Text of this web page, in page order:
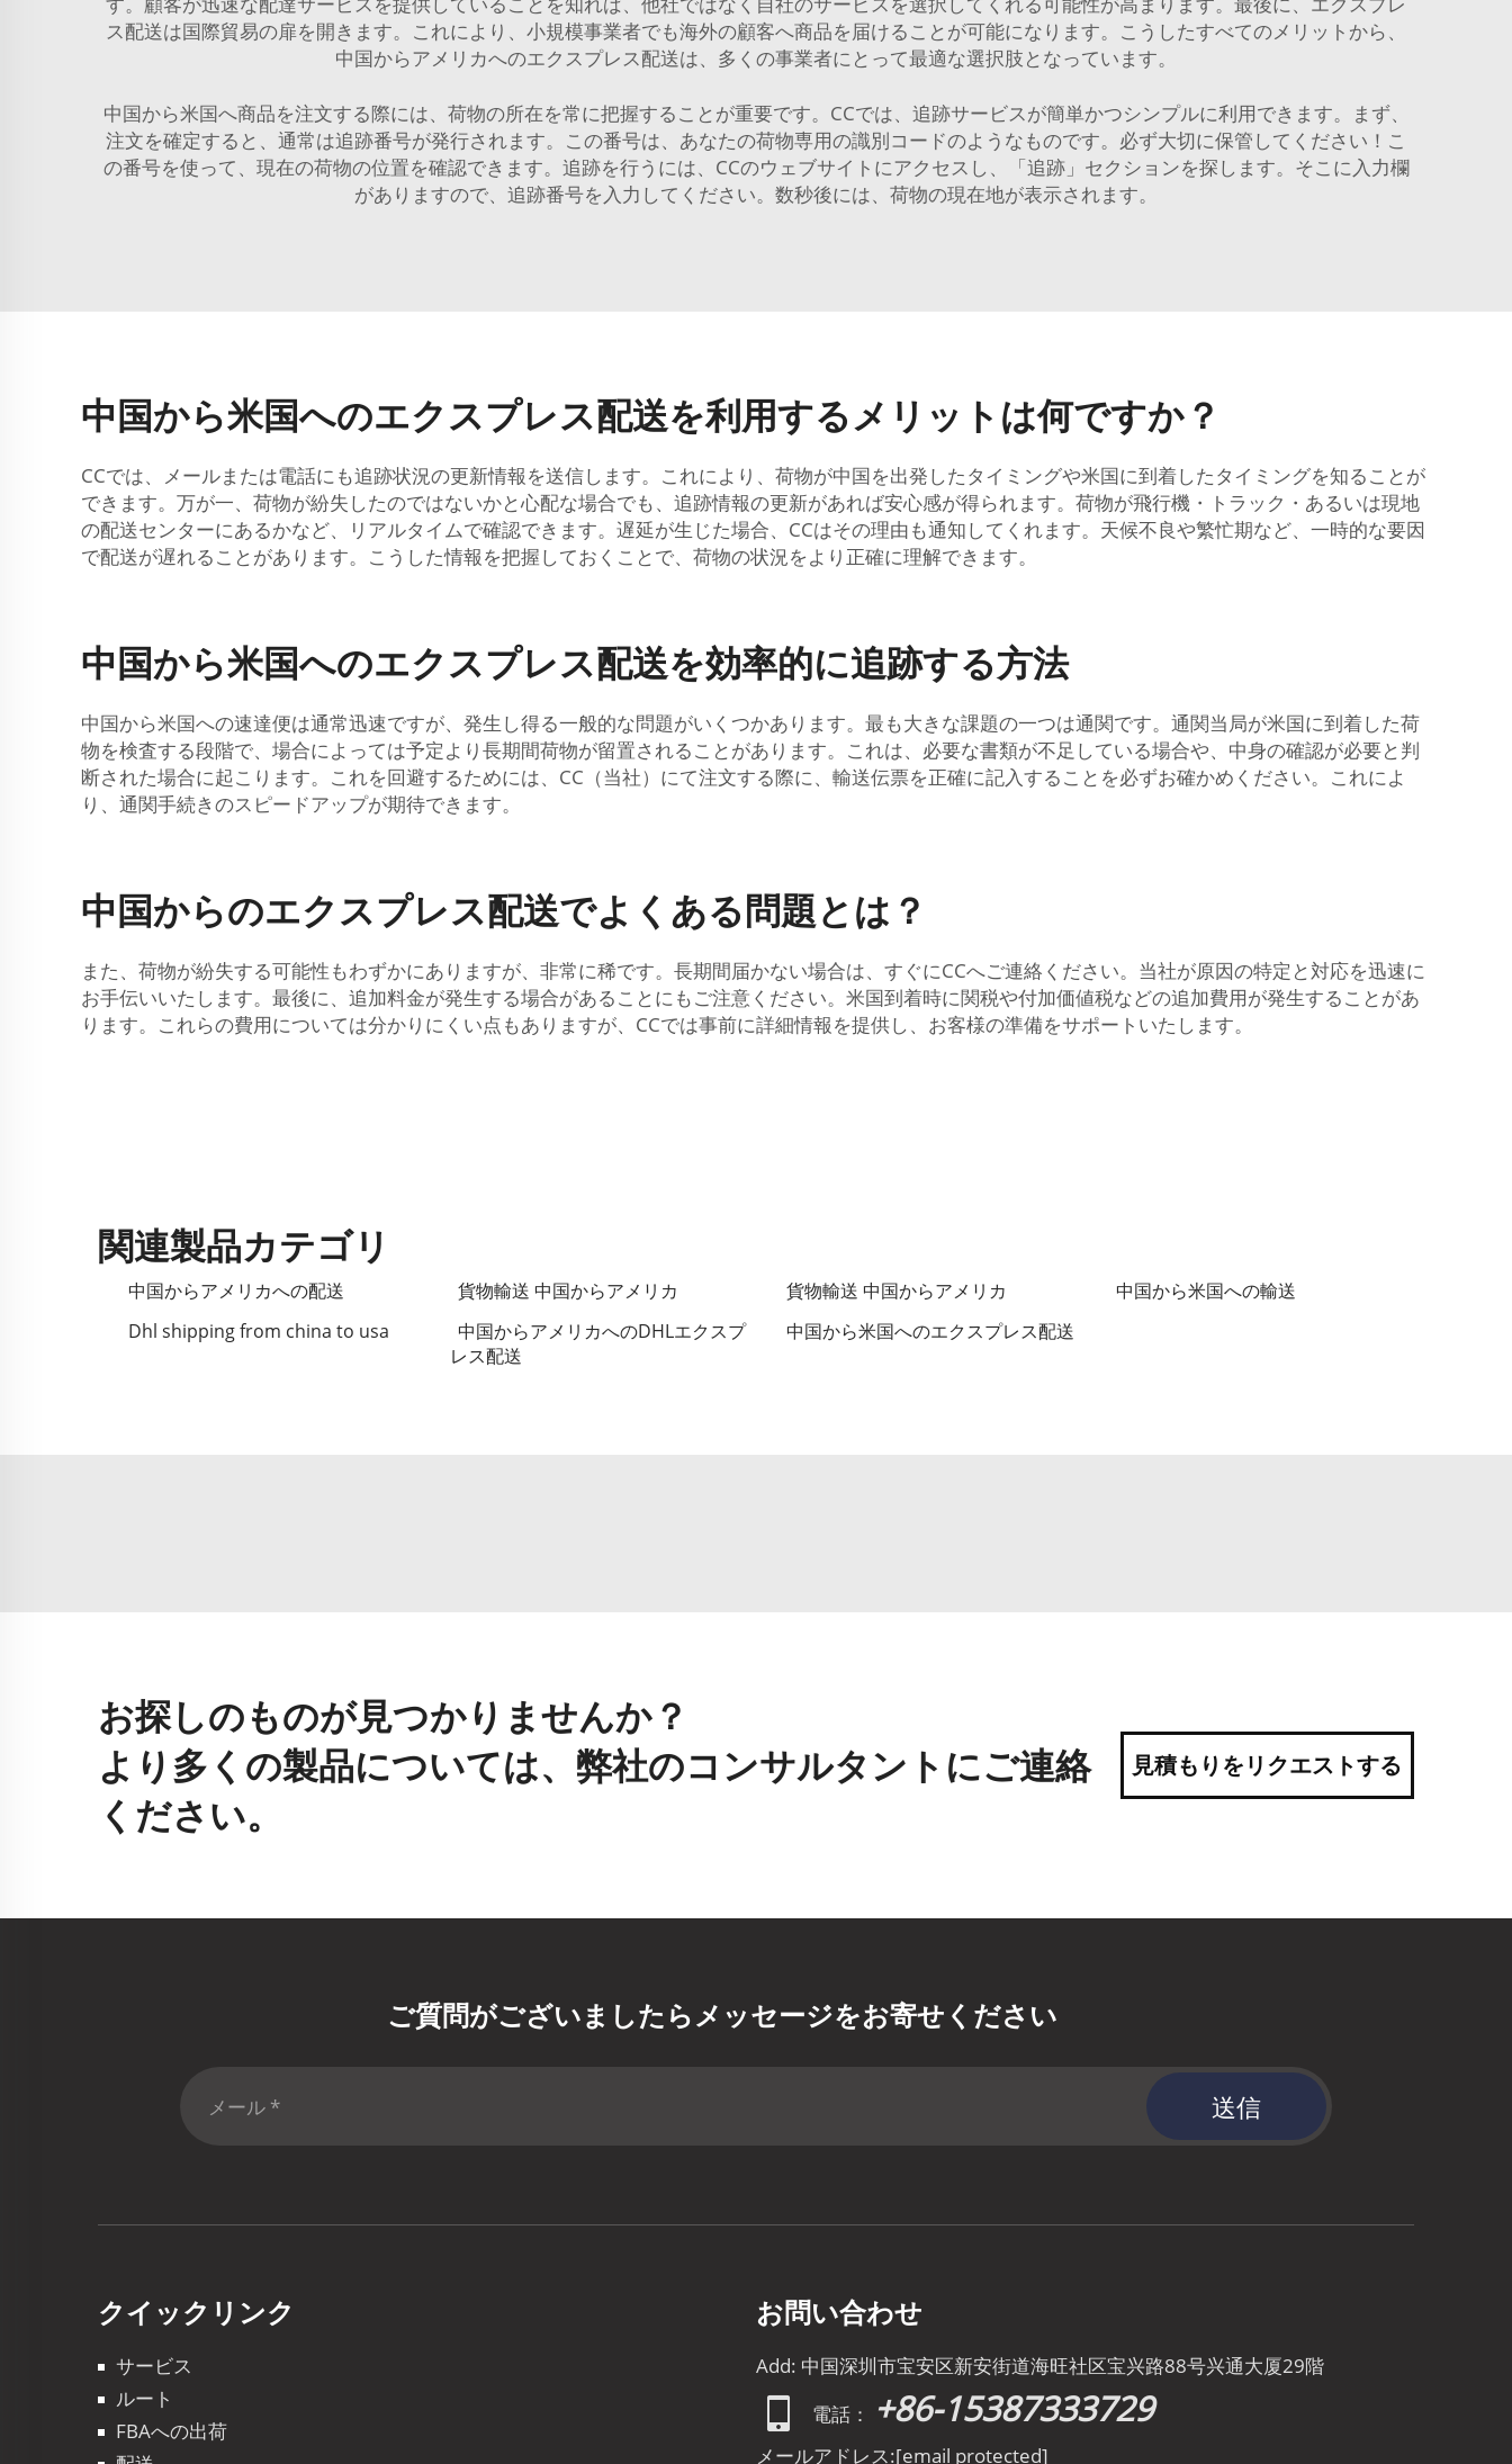
ス配送は国際貿易の扉を開きます。これにより、小規模事業者でも海外の顧客へ商品を届けることが可能になります。こうしたすべてのメリットから、
中国からアメリカへのエクスプレス配送は、多くの事業者にとって最適な選択肢となっています。
中国から米国へ商品を注文する際には、荷物の所在を常に把握することが重要です。CCでは、追跡サービスが簡単かつシンプルに利用できます。まず、
注文を確定すると、通常は追跡番号が発行されます。この番号は、あなたの荷物専用の識別コードのようなものです。必ず大切に保管してください！こ
の番号を使って、現在の荷物の位置を確認できます。追跡を行うには、CCのウェブサイトにアクセスし、「追跡」セクションを探します。そこに入力欄
がありますので、追跡番号を入力してください。数秒後には、荷物の現在地が表示されます。
中国から米国へのエクスプレス配送を利用するメリットは何ですか？
CCでは、メールまたは電話にも追跡状況の更新情報を送信します。これにより、荷物が中国を出発したタイミングや米国に到着したタイミングを知ることが
できます。万が一、荷物が紛失したのではないかと心配な場合でも、追跡情報の更新があれば安心感が得られます。荷物が飛行機・トラック・あるいは現地
の配送センターにあるかなど、リアルタイムで確認できます。遅延が生じた場合、CCはその理由も通知してくれます。天候不良や繁忙期など、一時的な要因
で配送が遅れることがあります。こうした情報を把握しておくことで、荷物の状況をより正確に理解できます。
中国から米国へのエクスプレス配送を効率的に追跡する方法
中国から米国への速達便は通常迅速ですが、発生し得る一般的な問題がいくつかあります。最も大きな課題の一つは通関です。通関当局が米国に到着した荷
物を検査する段階で、場合によっては予定より長期間荷物が留置されることがあります。これは、必要な書類が不足している場合や、中身の確認が必要と判
断された場合に起こります。これを回避するためには、CC（当社）にて注文する際に、輸送伝票を正確に記入することを必ずお確かめください。これによ
り、通関手続きのスピードアップが期待できます。
中国からのエクスプレス配送でよくある問題とは？
また、荷物が紛失する可能性もわずかにありますが、非常に稀です。長期間届かない場合は、すぐにCCへご連絡ください。当社が原因の特定と対応を迅速に
お手伝いいたします。最後に、追加料金が発生する場合があることにもご注意ください。米国到着時に関税や付加価値税などの追加費用が発生することがあ
ります。これらの費用については分かりにくい点もありますが、CCでは事前に詳細情報を提供し、お客様の準備をサポートいたします。
関連製品カテゴリ
中国からアメリカへの配送 貨物輸送 中国からアメリカ 貨物輸送 中国からアメリカ
中国から米国への輸送
Dhl shipping from china to usa
中国からアメリカへのDHLエクスプ
レス配送
中国から米国へのエクスプレス配送
お探しのものが見つかりませんか？
より多くの製品については、弊社のコンサルタントにご連絡
ください。
見積もりをリクエストする
ご質問がございましたらメッセージをお寄せください
送信
クイックリンク
サービス
ルート
FBAへの出荷
お問い合わせ
Add: 中国深圳市宝安区新安街道海旺社区宝兴路88号兴通大厦29階
電話：
+86-15387333729
メールアドレス:[email protected]